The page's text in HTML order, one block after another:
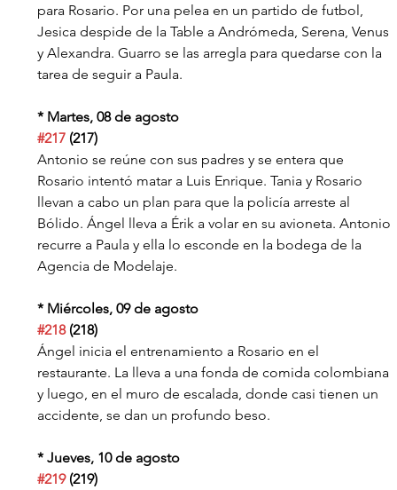
para Rosario. Por una pelea en un partido de futbol,
Jesica despide de la Table a Andrómeda, Serena, Venus
y Alexandra. Guarro se las arregla para quedarse con la
tarea de seguir a Paula.
* Martes, 08 de agosto
#217 (217)
Antonio se reúne con sus padres y se entera que
Rosario intentó matar a Luis Enrique. Tania y Rosario
llevan a cabo un plan para que la policía arreste al
Bólido. Ángel lleva a Érik a volar en su avioneta. Antonio
recurre a Paula y ella lo esconde en la bodega de la
Agencia de Modelaje.
* Miércoles, 09 de agosto
#218 (218)
Ángel inicia el entrenamiento a Rosario en el
restaurante. La lleva a una fonda de comida colombiana
y luego, en el muro de escalada, donde casi tienen un
accidente, se dan un profundo beso.
* Jueves, 10 de agosto
#219 (219)